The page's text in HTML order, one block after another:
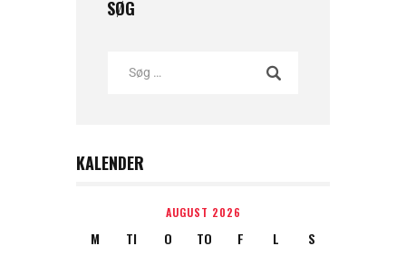
SØG
KALENDER
AUGUST 2026
M TI O TO F L S